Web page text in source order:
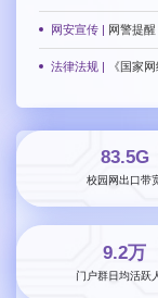
网安宣传 | 网警提醒
法律法规 | 《国家
83.5G
校园网出口带
9.2万
门户群日均活跃